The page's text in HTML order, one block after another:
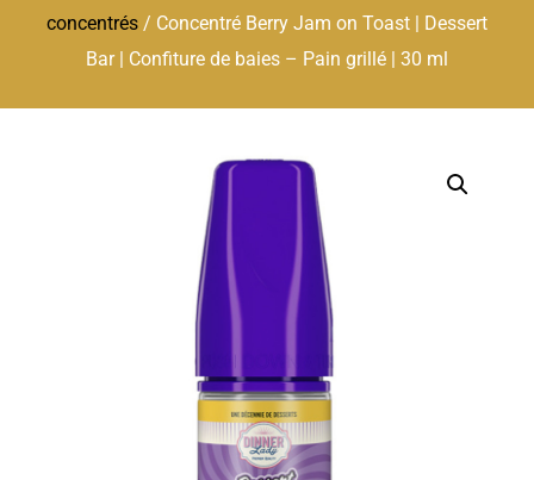
concentrés / Concentré Berry Jam on Toast | Dessert
Bar | Confiture de baies – Pain grillé | 30 ml